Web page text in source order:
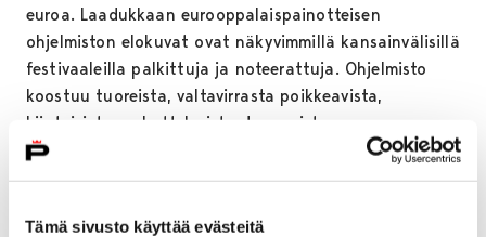
Tämä sivusto käyttää evästeitä
euroa. Laadukkaan eurooppalaispainotteisen
ohjelmiston elokuvat ovat näkyvimmillä kansainvälisillä
festivaaleilla palkittuja ja noteerattuja. Ohjelmisto
koostuu tuoreista, valtavirrasta poikkeavista,
kiintoisista, puhuttelevista draamoista.
Kauden 26.9. avaavassa Robert Guédiguianin
RANNALLA” keski-ikäiset sisarukset palaavat